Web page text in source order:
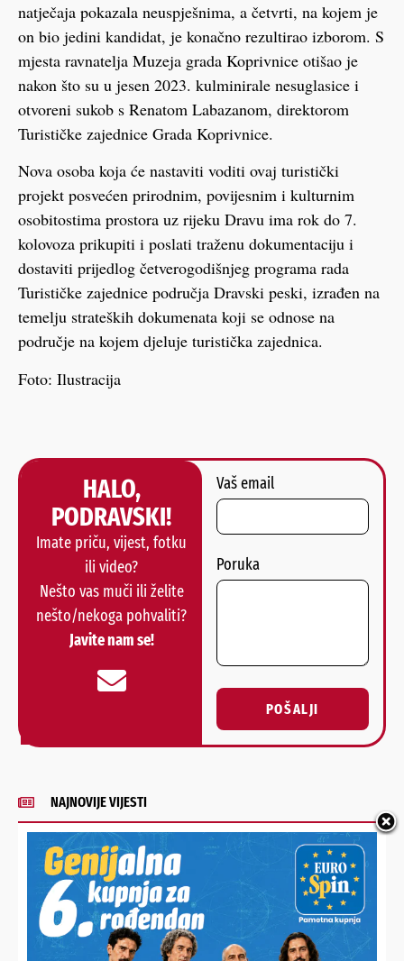
natječaja pokazala neuspješnima, a četvrti, na kojem je
on bio jedini kandidat, je konačno rezultirao izborom. S
mjesta ravnatelja Muzeja grada Koprivnice otišao je
nakon što su u jesen 2023. kulminirale nesuglasice i
otvoreni sukob s Renatom Labazanom, direktorom
Turističke zajednice Grada Koprivnice.
Nova osoba koja će nastaviti voditi ovaj turistički
projekt posvećen prirodnim, povijesnim i kulturnim
osobitostima prostora uz rijeku Dravu ima rok do 7.
kolovoza prikupiti i poslati traženu dokumentaciju i
dostaviti prijedlog četverogodišnjeg programa rada
Turističke zajednice područja Dravski peski, izrađen na
temelju strateških dokumenata koji se odnose na
područje na kojem djeluje turistička zajednica.
Foto: Ilustracija
HALO,
PODRAVSKI!
Imate priču, vijest, fotku
ili video?
Nešto vas muči ili želite
nešto/nekoga pohvaliti?
Javite nam se!
Vaš email
Poruka
POŠALJI
Alternative:
NAJNOVIJE VIJESTI